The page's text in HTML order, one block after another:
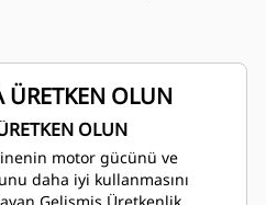
ÜRETKEN OLUN
OLUN
motor gücünü ve
daha iyi kullanmasını